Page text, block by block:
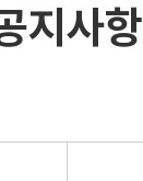
지사항